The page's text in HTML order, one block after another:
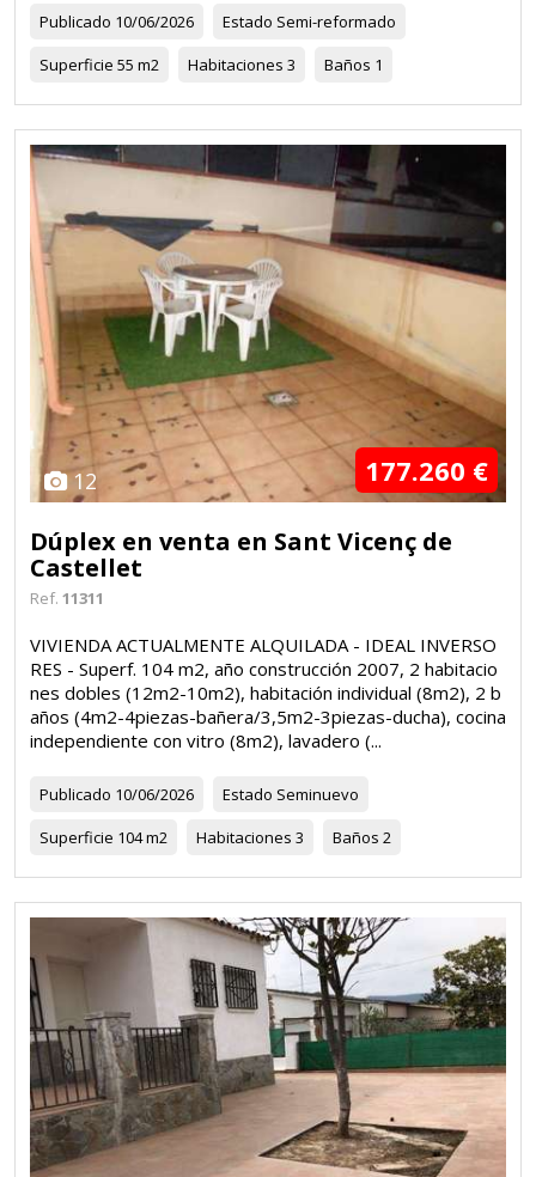
Publicado 10/06/2026 Estado Semi-reformado
Superficie 55 m2 Habitaciones 3 Baños 1
12 177.260 €
Dúplex en venta en Sant Vicenç de
Castellet
Ref. 11311
VIVIENDA ACTUALMENTE ALQUILADA - IDEAL INVERSO
RES - Superf. 104 m2, año construcción 2007, 2 habitacio
nes dobles (12m2-10m2), habitación individual (8m2), 2 b
años (4m2-4piezas-bañera/3,5m2-3piezas-ducha), cocina
independiente con vitro (8m2), lavadero (...
Publicado 10/06/2026 Estado Seminuevo
Superficie 104 m2 Habitaciones 3 Baños 2